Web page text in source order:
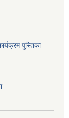
पुस्तिका